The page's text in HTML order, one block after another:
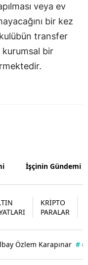
Rize
Sakarya
Tunceli
Uşak
Van
veya ev
bir kez
kulübün transfer
kurumsal bir
İşçinin Gündemi
KRİPTO
PARALAR
Özlem Karapınar #